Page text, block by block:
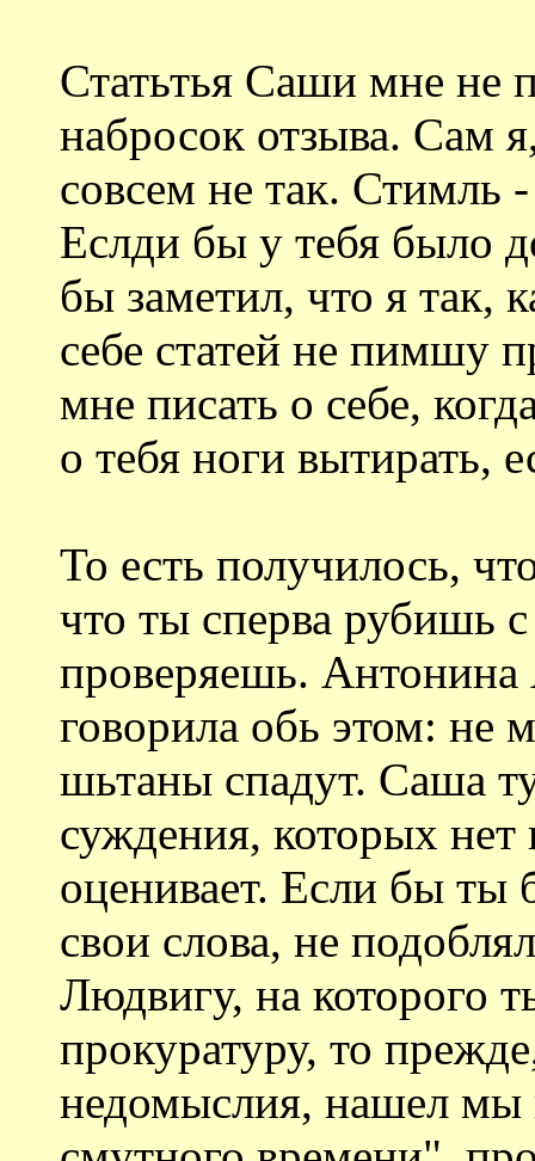
Статьтья Саши мне не
набросок отзыва. Сам
совсем не так. Стимль
Еслди бы у тебя было
бы заметил, что я так,
себе статей не пимшу
мне писать о себе,
о тебя ноги вытирать,
То есть получилось,
что ты сперва рубишь
проверяешь.
говорила обь этом:
шьтаны спадут. Саша
суждения, которых
оценивает. Если бы ты
свои слова, не
Людвигу, на которого
прокуратуру, то
недомыслия, нашел мы